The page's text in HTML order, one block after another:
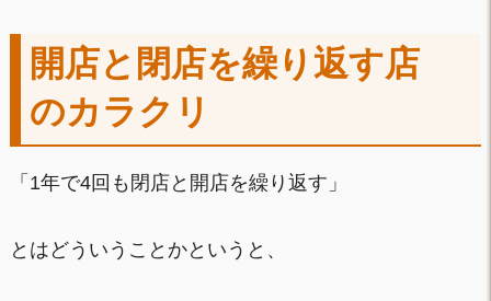
開店と閉店を繰り返す店
のカラクリ
「1年で4回も閉店と開店を繰り返す」
とはどういうことかというと、